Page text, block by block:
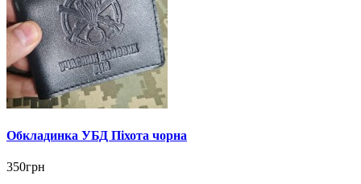
Обкладинка УБД Піхота чорна
350грн